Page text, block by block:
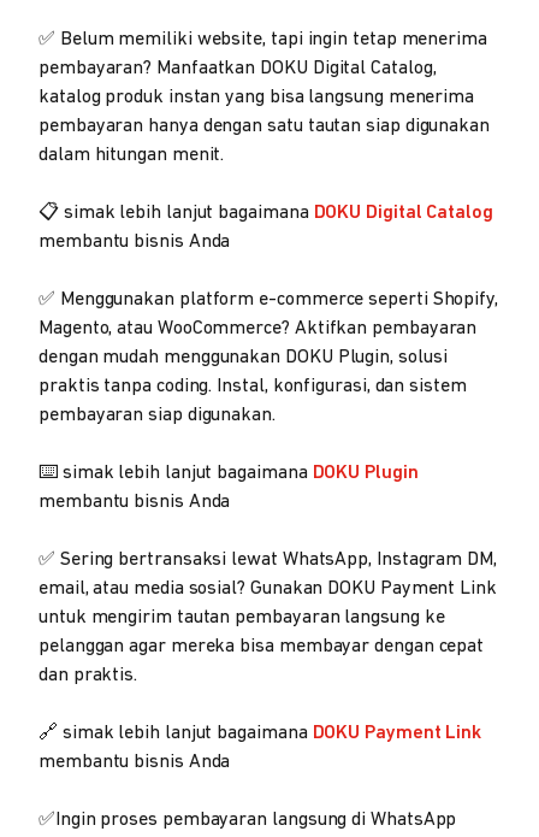
✅ Belum memiliki website, tapi ingin tetap menerima
pembayaran? Manfaatkan DOKU Digital Catalog,
katalog produk instan yang bisa langsung menerima
pembayaran hanya dengan satu tautan siap digunakan
dalam hitungan menit.
📋 simak lebih lanjut bagaimana DOKU Digital Catalog
membantu bisnis Anda
✅ Menggunakan platform e-commerce seperti Shopify,
Magento, atau WooCommerce? Aktifkan pembayaran
dengan mudah menggunakan DOKU Plugin, solusi
praktis tanpa coding. Instal, konfigurasi, dan sistem
pembayaran siap digunakan.
⌨️ simak lebih lanjut bagaimana DOKU Plugin
membantu bisnis Anda
✅ Sering bertransaksi lewat WhatsApp, Instagram DM,
email, atau media sosial? Gunakan DOKU Payment Link
untuk mengirim tautan pembayaran langsung ke
pelanggan agar mereka bisa membayar dengan cepat
dan praktis.
🔗 simak lebih lanjut bagaimana DOKU Payment Link
membantu bisnis Anda
✅Ingin proses pembayaran langsung di WhatsApp